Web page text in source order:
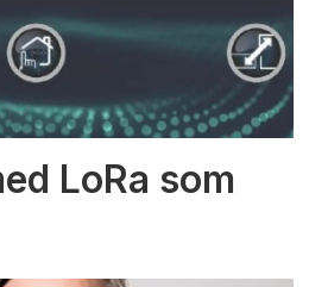
LoRa som